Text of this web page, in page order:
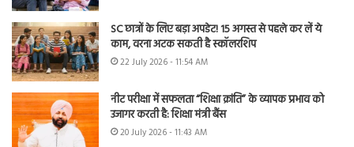
SC छात्रों के लिए बड़ा अपडेट! 15 अगस्त से पहले कर लें ये
काम, वरना अटक सकती है स्कॉलरशिप
22 July 2026 - 11:54 AM
नीट परीक्षा में सफलता “शिक्षा क्रांति” के व्यापक प्रभाव को
उजागर करती है: शिक्षा मंत्री बैंस
20 July 2026 - 11:43 AM